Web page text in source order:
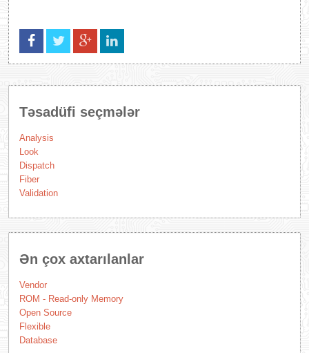
Təsadüfi seçmələr
Analysis
Look
Dispatch
Fiber
Validation
Ən çox axtarılanlar
Vendor
ROM - Read-only Memory
Open Source
Flexible
Database